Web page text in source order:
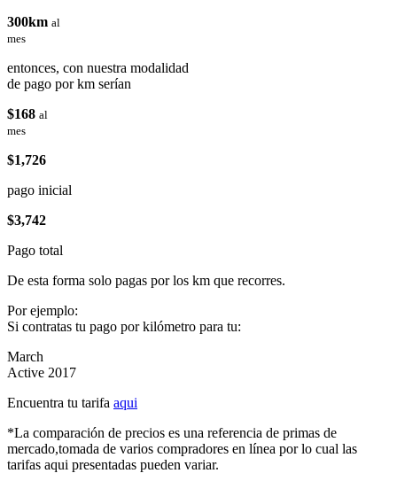
300km al
mes
entonces, con nuestra modalidad
de pago por km serían
$168 al
mes
$1,726
pago inicial
$3,742
Pago total
De esta forma solo pagas por los km que recorres.
Por ejemplo:
Si contratas tu pago por kilómetro para tu:
March
Active 2017
Encuentra tu tarifa aqui
*La comparación de precios es una referencia de primas de
mercado,tomada de varios compradores en línea por lo cual las
tarifas aqui presentadas pueden variar.